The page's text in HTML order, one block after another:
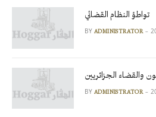
تواطؤ النظام القضائي
BY ADMINISTRATOR
والقضاء الجزائريين
BY ADMINISTRATOR